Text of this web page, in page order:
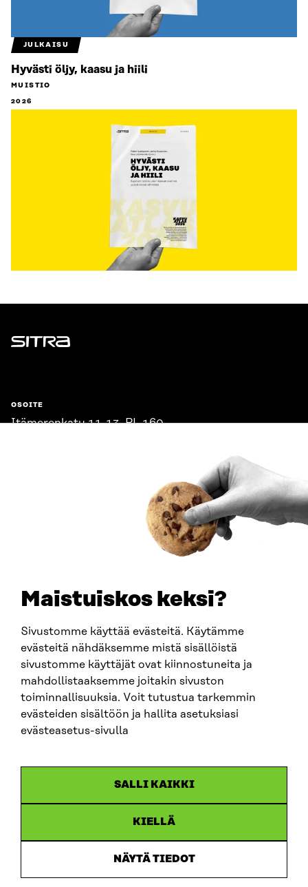
Maistuiskos keksi?
Sivustomme käyttää evästeitä. Käytämme
evästeitä nähdäksemme mistä sisällöistä
sivustomme käyttäjät ovat kiinnostuneita ja
mahdollistaaksemme joitakin sivuston
toiminnallisuuksia. Voit tutustua tarkemmin
evästeiden sisältöön ja hallita asetuksiasi
evästeasetus-sivulla
SALLI KAIKKI
KIELLÄ
NÄYTÄ TIEDOT
JULKAISU
Hyvästi öljy, kaasu ja hiili
MUISTIO
2026
Sitra
OSOITE
Itämerenkatu 11-13, PL 160,
SITRA SOSIAALISESSA MEDIASSA
LinkedIn
Instagram
YouTube
Saavutettavuusseloste
Asiakirjajulkisuus